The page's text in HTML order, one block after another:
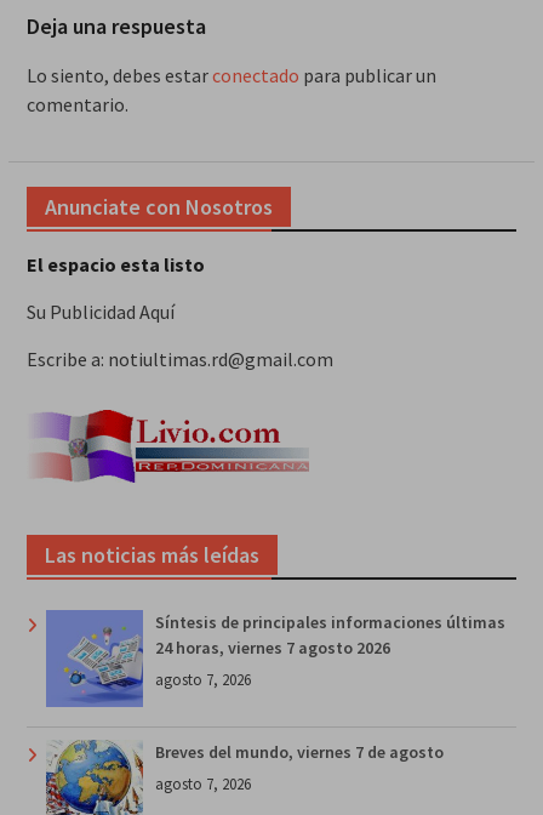
Deja una respuesta
Lo siento, debes estarconectado para publicar un
comentario.
Anunciate con Nosotros
El espacio esta listo
Su Publicidad Aquí
Escribe a: notiultimas.rd@gmail.com
Las noticias más leídas
Síntesis de principales informaciones últimas
24 horas, viernes 7 agosto 2026
agosto 7, 2026
Breves del mundo, viernes 7 de agosto
agosto 7, 2026